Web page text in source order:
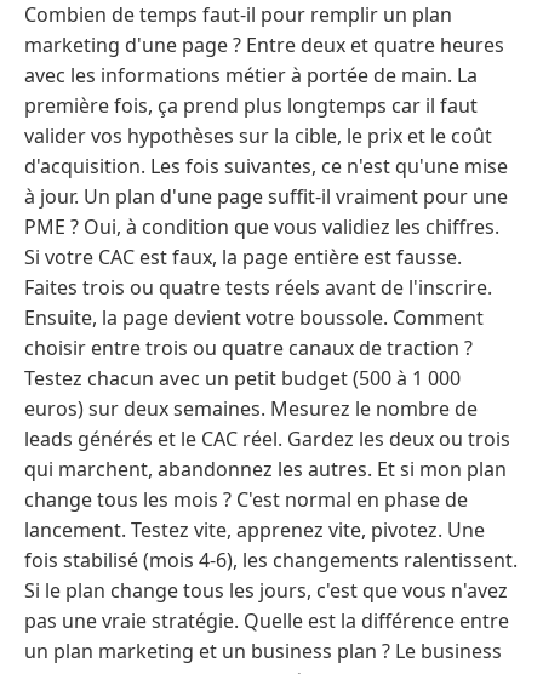
Combien de temps faut-il pour remplir un plan
marketing d'une page ? Entre deux et quatre heures
avec les informations métier à portée de main. La
première fois, ça prend plus longtemps car il faut
valider vos hypothèses sur la cible, le prix et le coût
d'acquisition. Les fois suivantes, ce n'est qu'une mise
à jour. Un plan d'une page suffit-il vraiment pour une
PME ? Oui, à condition que vous validiez les chiffres.
Si votre CAC est faux, la page entière est fausse.
Faites trois ou quatre tests réels avant de l'inscrire.
Ensuite, la page devient votre boussole. Comment
choisir entre trois ou quatre canaux de traction ?
Testez chacun avec un petit budget (500 à 1 000
euros) sur deux semaines. Mesurez le nombre de
leads générés et le CAC réel. Gardez les deux ou trois
qui marchent, abandonnez les autres. Et si mon plan
change tous les mois ? C'est normal en phase de
lancement. Testez vite, apprenez vite, pivotez. Une
fois stabilisé (mois 4-6), les changements ralentissent.
Si le plan change tous les jours, c'est que vous n'avez
pas une vraie stratégie. Quelle est la différence entre
un plan marketing et un business plan ? Le business